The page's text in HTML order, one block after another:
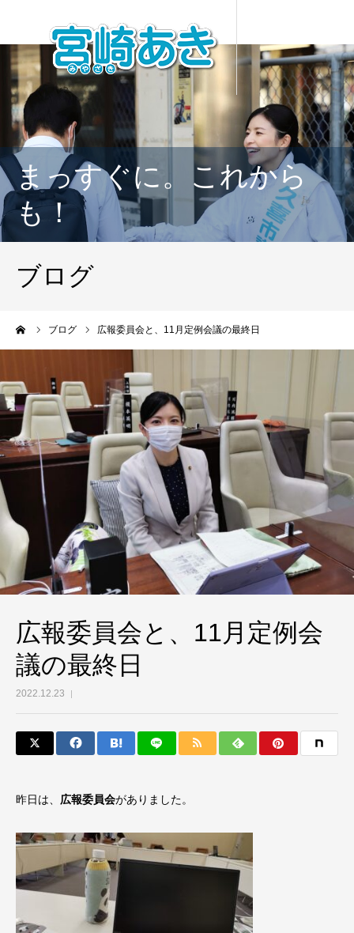
まっすぐに。これから
も！
ブログ
ブログ 広報委員会と、11月定例会議の最終日
広報委員会と、11月定例会
議の最終日
2022.12.23
昨日は、 広報委員会がありました。